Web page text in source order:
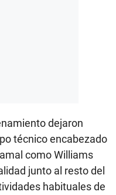
dejaron
técnico encabezado
como Williams
junto al resto del
habituales de